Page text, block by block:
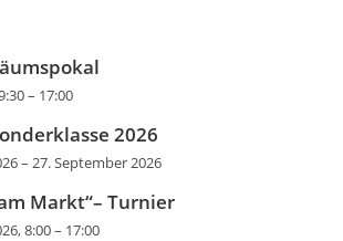
– 17:00
2026
–27. September 2026
Markt“– Turnier
8:00– 17:00